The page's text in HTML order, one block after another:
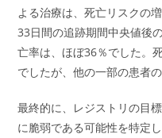
よる治療は、死亡リスクの
33日間の追跡期間中央値後
亡率は、ほぼ36％でした。
でしたが、他の一部の患者
最終的に、レジストリの目
に脆弱である可能性を特定